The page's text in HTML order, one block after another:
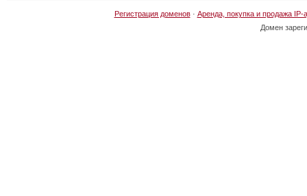
Регистрация доменов· Аренда, покупка и продажа IP-
Домен